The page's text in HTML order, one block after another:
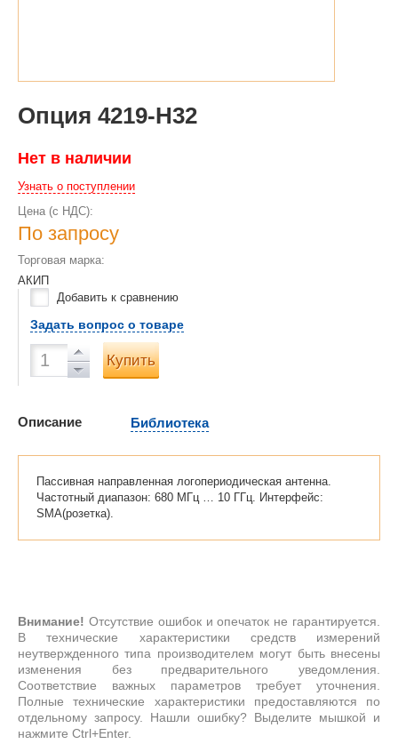
Опция 4219-H32
Нет в наличии
Узнать о поступлении
Цена (с НДС):
По запросу
Торговая марка:
АКИП
Добавить к сравнению
Задать вопрос о товаре
Купить
Описание Библиотека
Пассивная направленная логопериодическая антенна.
Частотный диапазон: 680 МГц … 10 ГГц. Интерфейс:
SMA(розетка).
Внимание! Отсутствие ошибок и опечаток не гарантируется.
В технические характеристики средств измерений
неутвержденного типа производителем могут быть внесены
изменения без предварительного уведомления.
Соответствие важных параметров требует уточнения.
Полные технические характеристики предоставляются по
отдельному запросу. Нашли ошибку? Выделите мышкой и
нажмите Ctrl+Enter.